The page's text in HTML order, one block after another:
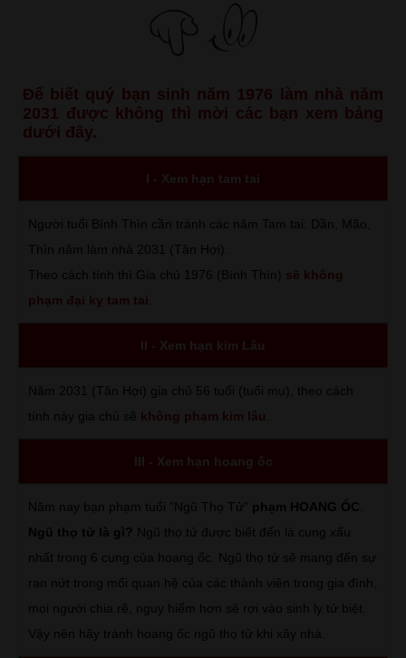
Để biết quý bạn sinh năm 1976 làm nhà năm
2031 được không thì mời các bạn xem bảng
dưới đây.
I - Xem hạn tam tai
Người tuổi Bính Thìn cần tránh các năm Tam tai: Dần, Mão,
Thìn năm làm nhà 2031 (Tân Hợi).
Theo cách tính thì Gia chủ 1976 (Bính Thìn) sẽ không
phạm đại kỵ tam tai
II - Xem hạn kim Lâu
Năm 2031 (Tân Hợi) gia chủ 56 tuổi (tuổi mụ), theo cách
tính này gia chủ sẽ không phạm kim lâu
III - Xem hạn hoang ốc
Năm nay bạn phạm tuổi "Ngũ Thọ Tử" phạm HOANG ỐC
Ngũ thọ tử là gì? Ngũ thọ tử được biết đến là cung xấu
nhất trong 6 cung của hoang ốc. Ngũ thọ tử sẽ mang đến sự
rạn nứt trong mối quan hệ của các thành viên trong gia đình,
mọi người chia rẽ, nguy hiểm hơn sẽ rơi vào sinh ly tử biệt.
Vậy nên hãy tránh hoang ốc ngũ thọ tử khi xây nhà.